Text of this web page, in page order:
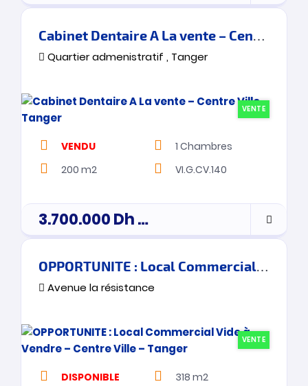
Cabinet Dentaire A La vente – Centre Ville – Tanger
Quartier admenistratif , Tanger
VENTE
VENDU 1 Chambres
200 m2
VI.G.CV.140
3.700.000Dh prix de vente
OPPORTUNITE : Local Commercial Vide à Vendre – Centre Ville – Tanger
Avenue la résistance
VENTE
DISPONIBLE 318 m2